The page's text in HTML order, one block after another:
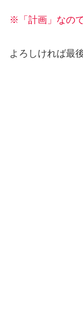
※「計画」なの
よろしければ最